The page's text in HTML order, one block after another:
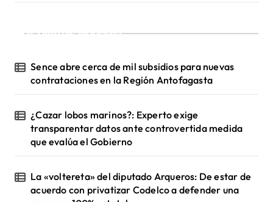
¡Ultimas Noticias!
Sence abre cerca de mil subsidios para nuevas
contrataciones en la Región Antofagasta
¿Cazar lobos marinos?: Experto exige
transparentar datos ante controvertida medida
que evalúa el Gobierno
La «voltereta» del diputado Arqueros: De estar de
acuerdo con privatizar Codelco a defender una